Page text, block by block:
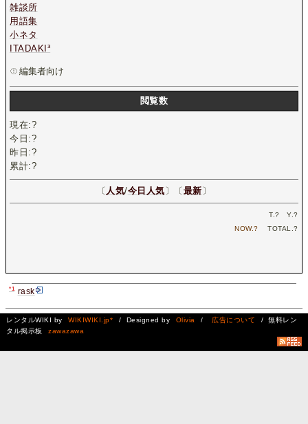
雑談所
用語集
小ネタ
ITADAKI³
編集者向け
閲覧数
現在:?
今日:?
昨日:?
累計:?
〔 人気/今日人気 〕〔 最新 〕
T.? Y.?
NOW.? TOTAL.?
*1 rask
レンタルWIKI by WIKIWIKI.jp* / Designed by Olivia / 広告について
/ 無料レン
タル掲示板
zawazawa